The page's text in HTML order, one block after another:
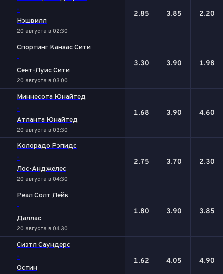
-
Нэшвилл
20 августа в 02:30
2.85 3.85 2.20
Спортинг Канзас Сити
-
Сент-Луис Сити
20 августа в 03:00
3.30 3.90 1.98
Миннесота Юнайтед
-
Атланта Юнайтед
20 августа в 03:30
1.68 3.90 4.60
Колорадо Рэпидс
-
Лос-Анджелес
20 августа в 04:30
2.75 3.70 2.30
Реал Солт Лейк
-
Даллас
20 августа в 04:30
1.80 3.90 3.85
Сиэтл Саундерс
-
Остин
1.62 4.05 4.90